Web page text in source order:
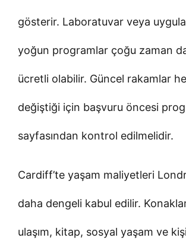
gösterir. Laboratuvar veya
yoğun programlar çoğu zaman
ücretli olabilir. Güncel rakamlar
değiştiği için başvuru öncesi
sayfasından kontrol edilmelidir.
Cardiff’te yaşam maliyetleri
daha dengeli kabul edilir.
ulaşım, kitap, sosyal yaşam ve